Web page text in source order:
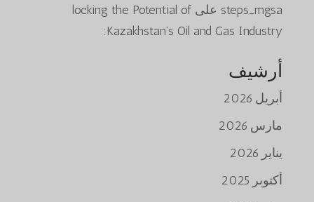
steps_mgsa على locking the Potential of
Kazakhstan’s Oil and Gas Industry:
أرشيف
أبريل 2026
مارس 2026
يناير 2026
أكتوبر 2025